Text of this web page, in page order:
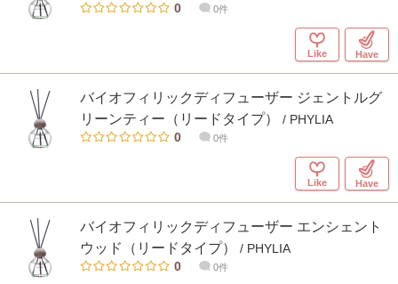
0
0件
Like Have
バイオフィリックディフューザー ジェントルグ
リーンティー（リードタイプ） / PHYLIA
0
0件
Like Have
バイオフィリックディフューザー エンシェント
ウッド（リードタイプ） / PHYLIA
0
0件